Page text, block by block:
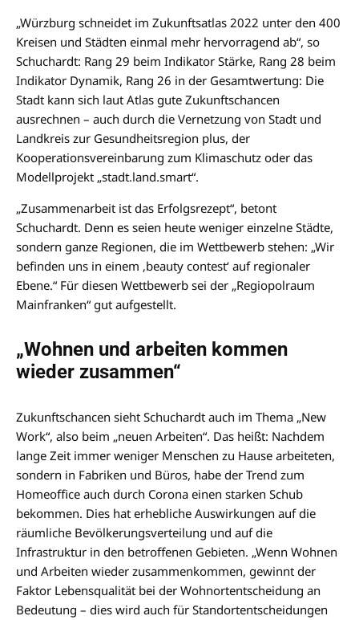
„Würzburg schneidet im Zukunftsatlas 2022 unter den 400
Kreisen und Städten einmal mehr hervorragend ab“, so
Schuchardt: Rang 29 beim Indikator Stärke, Rang 28 beim
Indikator Dynamik, Rang 26 in der Gesamtwertung: Die
Stadt kann sich laut Atlas gute Zukunftschancen
ausrechnen – auch durch die Vernetzung von Stadt und
Landkreis zur Gesundheitsregion plus, der
Kooperationsvereinbarung zum Klimaschutz oder das
Modellprojekt „stadt.land.smart“.
„Zusammenarbeit ist das Erfolgsrezept“, betont
Schuchardt. Denn es seien heute weniger einzelne Städte,
sondern ganze Regionen, die im Wettbewerb stehen: „Wir
befinden uns in einem ‚beauty contest‘ auf regionaler
Ebene.“ Für diesen Wettbewerb sei der „Regiopolraum
Mainfranken“ gut aufgestellt.
„Wohnen und arbeiten kommen
wieder zusammen“
Zukunftschancen sieht Schuchardt auch im Thema „New
Work“, also beim „neuen Arbeiten“. Das heißt: Nachdem
lange Zeit immer weniger Menschen zu Hause arbeiteten,
sondern in Fabriken und Büros, habe der Trend zum
Homeoffice auch durch Corona einen starken Schub
bekommen. Dies hat erhebliche Auswirkungen auf die
räumliche Bevölkerungsverteilung und auf die
Infrastruktur in den betroffenen Gebieten. „Wenn Wohnen
und Arbeiten wieder zusammenkommen, gewinnt der
Faktor Lebensqualität bei der Wohnortentscheidung an
Bedeutung – dies wird auch für Standortentscheidungen